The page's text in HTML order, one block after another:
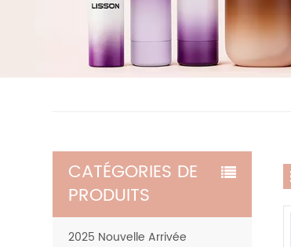
CATÉGORIES DE
PRODUITS
2025 Nouvelle Arrivée